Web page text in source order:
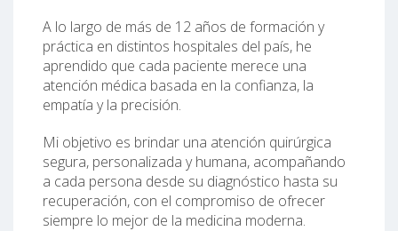
A lo largo de más de 12 años de formación y
práctica en distintos hospitales del país, he
aprendido que cada paciente merece una
atención médica basada en la confianza, la
empatía y la precisión.
Mi objetivo es brindar una atención quirúrgica
segura, personalizada y humana, acompañando
a cada persona desde su diagnóstico hasta su
recuperación, con el compromiso de ofrecer
siempre lo mejor de la medicina moderna.